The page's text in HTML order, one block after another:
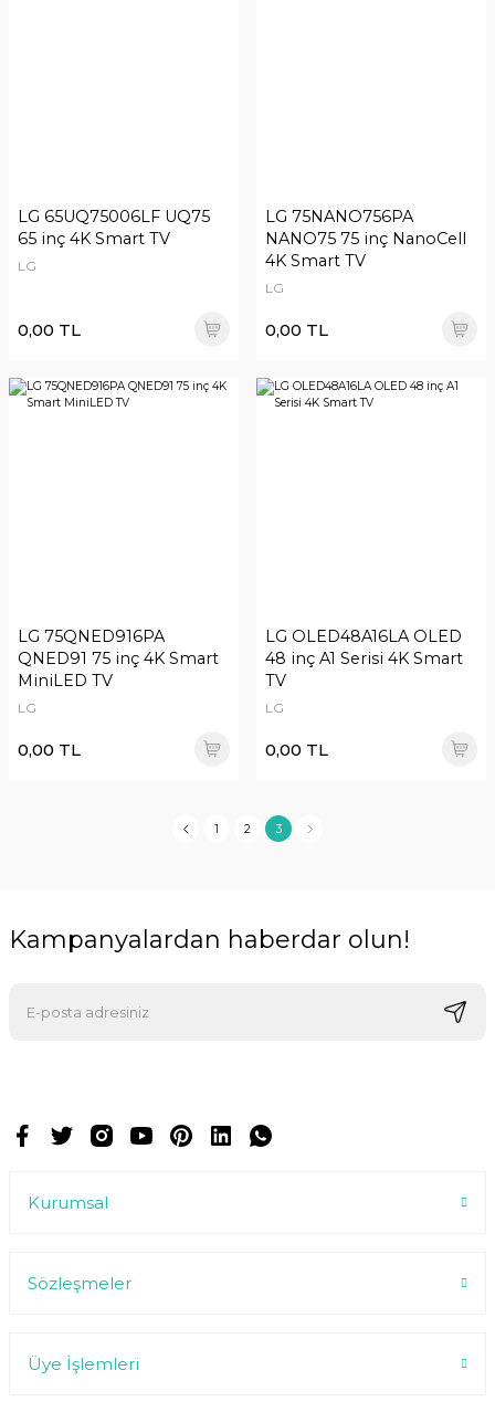
LG 65UQ75006LF UQ75
65 inç 4K Smart TV
LG
0,00 TL
LG 75NANO756PA
NANO75 75 inç NanoCell
4K Smart TV
LG
0,00 TL
LG 75QNED916PA
QNED91 75 inç 4K Smart
MiniLED TV
LG
0,00 TL
LG OLED48A16LA OLED
48 inç A1 Serisi 4K Smart
TV
LG
0,00 TL
1 2 3
Kampanyalardan haberdar olun!
Kurumsal
Sözleşmeler
Üye İşlemleri